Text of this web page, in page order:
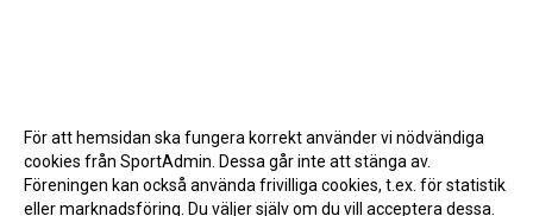
För att hemsidan ska fungera korrekt använder vi nödvändiga
cookies från SportAdmin. Dessa går inte att stänga av.
Föreningen kan också använda frivilliga cookies, t.ex. för statistik
eller marknadsföring. Du väljer själv om du vill acceptera dessa.